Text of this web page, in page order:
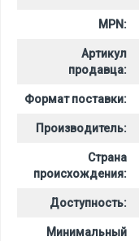
MPN:
Артикул
продавца:
Формат поставки:
Производитель:
Страна
происхождения:
Доступность:
Минимальный